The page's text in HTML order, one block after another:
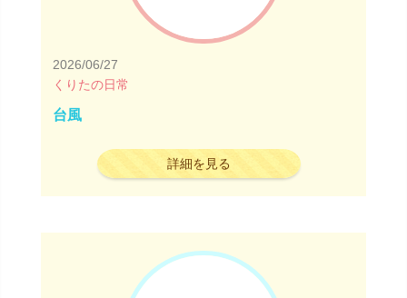
2026/06/27
くりたの日常
台風
詳細を見る